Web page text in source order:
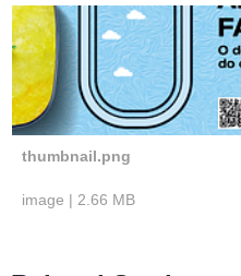
thumbnail.png
image | 2.66 MB